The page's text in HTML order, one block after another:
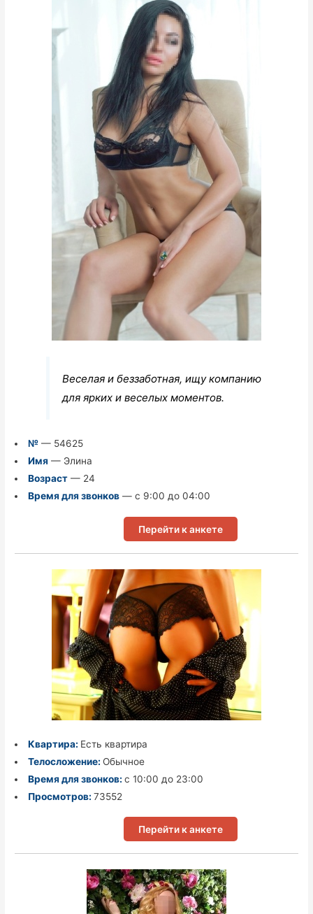
Веселая и беззаботная, ищу компанию
для ярких и веселых моментов.
№— 54625
Имя— Элина
Возраст— 24
Время для звонков— с 9:00 до 04:00
Перейти к анкете
Квартира: Есть квартира
Телосложение: Обычное
Время для звонков: с 10:00 до 23:00
Просмотров: 73552
Перейти к анкете